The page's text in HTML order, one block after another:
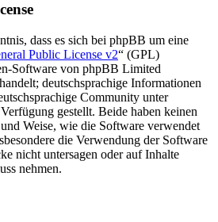
dass es sich bei phpBB um eine
Public License v2“ (GPL)
Software von phpBB Limited
deutschsprachige Informationen
Community unter
gestellt. Beide haben keinen
Weise, wie die Software verwendet
die Verwendung der Software
nicht untersagen oder auf Inhalte
nehmen.